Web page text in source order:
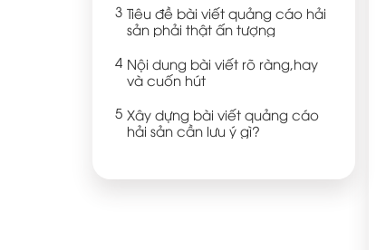
Tiêu đề bài viết quảng cáo hải
sản phải thật ấn tượng
Nội dung bài viết rõ ràng,hay
và cuốn hút
Xây dựng bài viết quảng cáo
hải sản cần lưu ý gì?